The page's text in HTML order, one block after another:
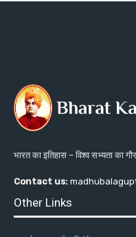
भारत का इतिहास – विश्व सभ्यता का
Contact us:
Other Links